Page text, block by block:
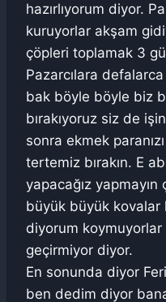
hazırlıyorum diyor.
kuruyorlar akşam
çöpleri toplamak 3
Pazarcılara
bak böyle böyle biz
bırakıyoruz siz de
sonra ekmek
tertemiz bırakın. E
yapacağız yapmayın
büyük büyük kovalar
diyorum
geçirmiyor diyor.
En sonunda diyor
ben dedim diyor